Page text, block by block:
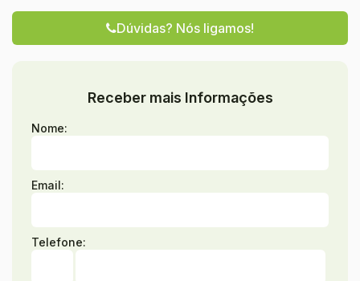
Dúvidas? Nós ligamos!
Receber mais Informações
Nome:
Email:
Telefone: